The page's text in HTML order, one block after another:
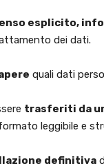
esplicito,
dei dati.
quali dati
trasferiti da
leggibile e
definitiva